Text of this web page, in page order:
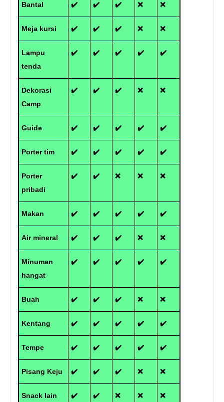
Bantal ✔️ ✔️ ✔️ ❌ ❌
Meja kursi ✔️ ✔️ ✔️ ❌ ❌
Lampu
tenda
✔️ ✔️ ✔️ ✔️ ✔️
Dekorasi
Camp
✔️ ✔️ ✔️ ❌ ❌
Guide ✔️ ✔️ ✔️ ✔️ ✔️
Porter tim ✔️ ✔️ ✔️ ✔️ ✔️
Porter
pribadi
✔️ ✔️ ❌ ❌ ❌
Makan ✔️ ✔️ ✔️ ✔️ ✔️
Air mineral ✔️ ✔️ ✔️ ❌ ❌
Minuman
hangat
✔️ ✔️ ✔️ ✔️ ✔️
Buah ✔️ ✔️ ✔️ ❌ ❌
Kentang ✔️ ✔️ ✔️ ✔️ ✔️
Tempe ✔️ ✔️ ✔️ ✔️ ✔️
Pisang Keju ✔️ ✔️ ✔️ ❌ ❌
Snack lain ✔️ ✔️ ❌ ❌ ❌